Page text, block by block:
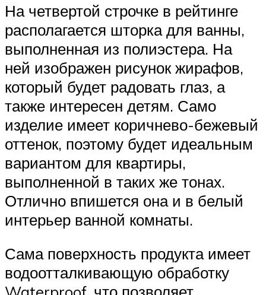
На четвертой строчке в рейтинге
располагается шторка для ванны,
выполненная из полиэстера. На
ней изображен рисунок жирафов,
который будет радовать глаз, а
также интересен детям. Само
изделие имеет коричнево-бежевый
оттенок, поэтому будет идеальным
вариантом для квартиры,
выполненной в таких же тонах.
Отлично впишется она и в белый
интерьер ванной комнаты.
Сама поверхность продукта имеет
водоотталкивающую обработку